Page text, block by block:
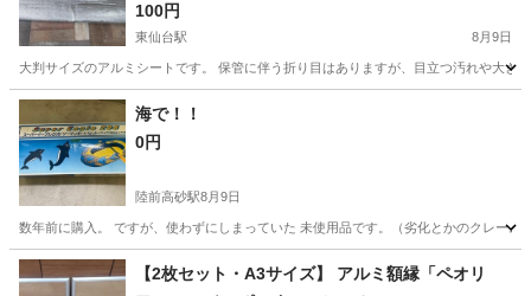
100円
東仙台駅 8月9日
大判サイズのアルミシートです。 保管に伴う折り目はありますが、目立つ汚れや大き
宮城 仙台市 東仙台駅
海で！！
0円
陸前高砂駅8月9日
数年前に購入。 ですが、使わずにしまっていた 未使用品です。（劣化とかのクレー
宮城 仙台市 陸前高砂駅 その他
【2枚セット・A3サイズ】 アルミ額縁「ペオリ